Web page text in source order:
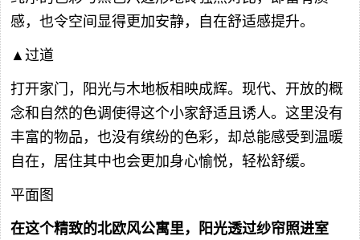
感，也令空间显得更加安静，自在舒适感提升。
▲过道
打开家门，阳光与木地板相映成辉。现代、开放的概
念和自然的色调使得这个小家舒适且诱人。这里没有
丰富的物品，也没有缤纷的色彩，却总能感受到温暖
自在，居住其中也会更加身心愉悦，轻松舒缓。
平面图
在这个精致的北欧风公寓里，阳光透过纱帘照进室